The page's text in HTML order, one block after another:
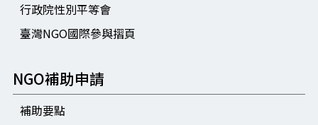
行政院性別平等會
臺灣NGO國際參與摺頁
NGO補助申請
補助要點